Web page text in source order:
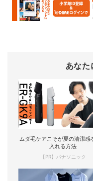
あな
ムダ毛ケアこそが夏の清潔感
入れる方法
【PR】パナソニック